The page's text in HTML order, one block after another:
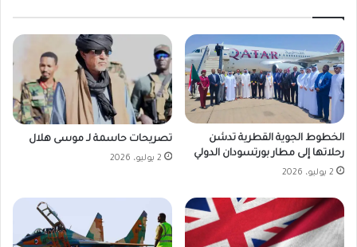
الخطوط الجوية القطرية تدشن
رحلاتها إلى مطار بورتسودان الدولي
2 يوليو، 2026
تصريحات حاسمة لـ موسى هلال
2 يوليو، 2026